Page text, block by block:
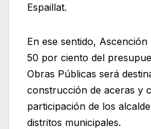
Espaillat.
En ese sentido,
50 por ciento del
Obras Públicas será
construcción de aceras y
participación de los
distritos municipales.